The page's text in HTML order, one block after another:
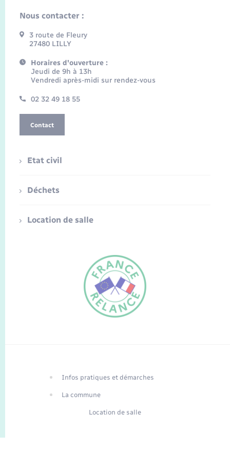
Traduction du
Nous contacter :
3 route de Fleury
27480 LILLY
Horaires d'ouverture :
Jeudi de 9h à 13h
Vendredi après-midi sur rendez-vous
02 32 49 18 55
Contact
Etat civil
Déchets
Location de salle
Infos pratiques et démarches
La commune
Location de salle